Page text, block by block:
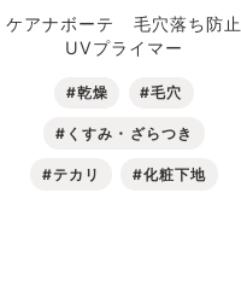
ケアナボーテ 毛穴落ち防止
UVプライマー
#乾燥 #毛穴
#くすみ・ざらつき
#テカリ #化粧下地